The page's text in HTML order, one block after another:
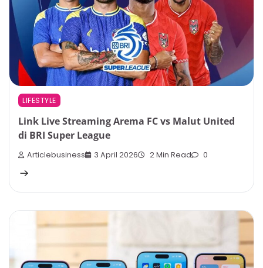
LIFESTYLE
Link Live Streaming Arema FC vs Malut United
di BRI Super League
Articlebusiness 3 April 2026 2 Min Read 0